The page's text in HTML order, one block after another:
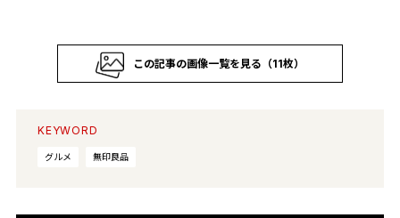
この記事の画像一覧を見る（11枚）
KEYWORD
グルメ
無印良品